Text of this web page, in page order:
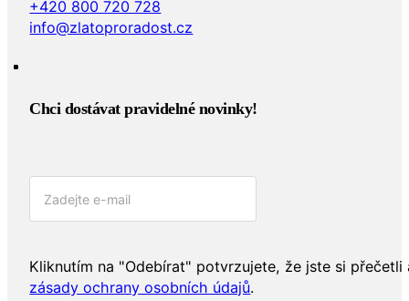
+420 800 720 728
info@zlatoproradost.cz
Chci dostávat pravidelné novinky!​
Kliknutím na "Odebírat" potvrzujete, že jste si přečetli
zásady ochrany osobních údajů.